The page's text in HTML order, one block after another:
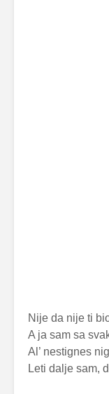
Nije da nije ti
A ja sam sa
Al’ nestignes
Leti dalje sam,